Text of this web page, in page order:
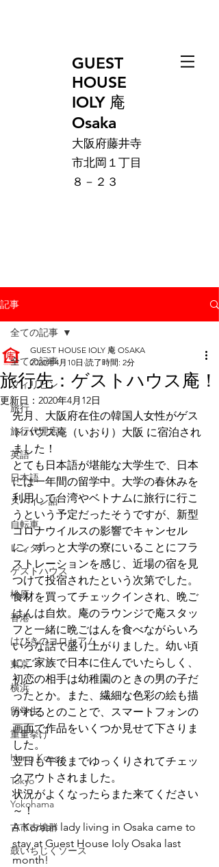
GUEST
HOUSE
IOLY 庵
Osaka
大阪府藤井寺
市北岡１丁目
８－２３
記事
全ての記事
フィリピン
旅行
旅行代理店
英語
日本語
スペイン語
自転車
レンタル
ゲストハウス
松原
香港
はびきのコロセアム
東京
横浜
留学生
重量挙げ
Hong Kong
Tokyo
Yokohama
古市古墳群
鼓いちじくソース
全ての記事
旅行先：ゲストハウス庵！
GUEST HOUSE IOLY 庵 OSAKA
2020年4月10日 読了時間: 2分
更新日： 2020年4月12日
先月、大阪府在住の韓国人女性がゲス
トハウス庵（いおり）大阪 に宿泊され
ました！
とても日本語が堪能な大学生で、日本
には一年間の留学中。大学の春休みを
利用して台湾やベトナムに旅行に行こ
うという予定だったそうですが、新型
コロナウイルスの影響でキャンセル
に。ずっと大学の寮にいることにフラ
ストレーションを感じ、近場の宿を見
つけて投宿されたという次第でした。
食材を買ってチェックインされ、晩ご
はんは自炊。庵のラウンジで庵スタッ
フと一緒に晩ごはんを食べながらいろ
いろな話で盛り上がりました。幼い頃
にご家族で日本に住んでいたらしく、
初恋の相手は幼稚園のときの男の子だ
ったとか。また、繊細な色彩の絵も描
かれるとのことで、スマートフォンの
画面で作品をいくつか見せて下さりま
した。
翌日も午後までゆっくりされてチェッ
クアウトされました。
状況がよくなったらまた来てください
～！
A Korean lady living in Osaka came to
stay at Guest House Ioly Osaka last
month!